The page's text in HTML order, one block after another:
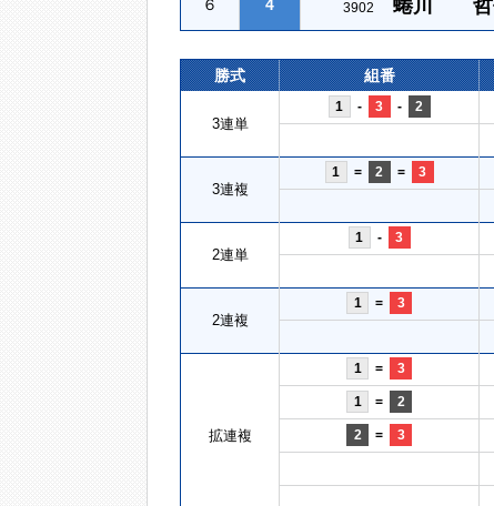
６ 4 3902 蜷川 哲
勝式 組番
3連単
1 - 3 - 2
3連複
1 = 2 = 3
2連単
1 - 3
2連複
1 = 3
拡連複
1 = 3
1 = 2
2 = 3